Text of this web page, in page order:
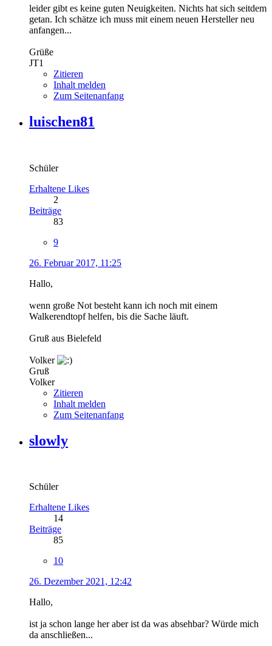
leider gibt es keine guten Neuigkeiten. Nichts hat sich seitdem
getan. Ich schätze ich muss mit einem neuen Hersteller neu
anfangen...
Grüße
JT1
Zitieren
Inhalt melden
Zum Seitenanfang
luischen81
Schüler
Erhaltene Likes
2
Beiträge
83
9
26. Februar 2017, 11:25
Hallo,
wenn große Not besteht kann ich noch mit einem
Walkerendtopf helfen, bis die Sache läuft.
Gruß aus Bielefeld
Volker
Gruß
Volker
Zitieren
Inhalt melden
Zum Seitenanfang
slowly
Schüler
Erhaltene Likes
14
Beiträge
85
10
26. Dezember 2021, 12:42
Hallo,
ist ja schon lange her aber ist da was absehbar? Würde mich
da anschließen...